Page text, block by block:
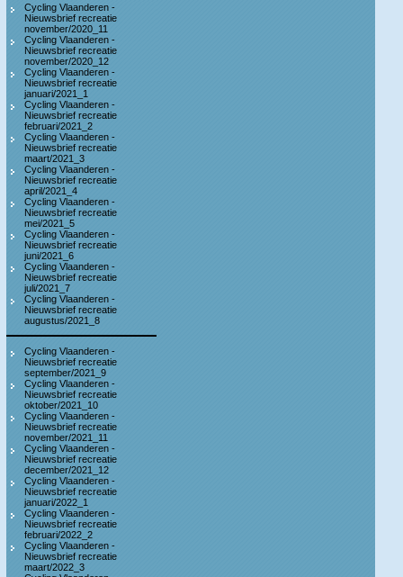
Cycling Vlaanderen -
Nieuwsbrief recreatie
november/2020_11
Cycling Vlaanderen -
Nieuwsbrief recreatie
november/2020_12
Cycling Vlaanderen -
Nieuwsbrief recreatie
januari/2021_1
Cycling Vlaanderen -
Nieuwsbrief recreatie
februari/2021_2
Cycling Vlaanderen -
Nieuwsbrief recreatie
maart/2021_3
Cycling Vlaanderen -
Nieuwsbrief recreatie
april/2021_4
Cycling Vlaanderen -
Nieuwsbrief recreatie
mei/2021_5
Cycling Vlaanderen -
Nieuwsbrief recreatie
juni/2021_6
Cycling Vlaanderen -
Nieuwsbrief recreatie
juli/2021_7
Cycling Vlaanderen -
Nieuwsbrief recreatie
augustus/2021_8
Cycling Vlaanderen -
Nieuwsbrief recreatie
september/2021_9
Cycling Vlaanderen -
Nieuwsbrief recreatie
oktober/2021_10
Cycling Vlaanderen -
Nieuwsbrief recreatie
november/2021_11
Cycling Vlaanderen -
Nieuwsbrief recreatie
december/2021_12
Cycling Vlaanderen -
Nieuwsbrief recreatie
januari/2022_1
Cycling Vlaanderen -
Nieuwsbrief recreatie
februari/2022_2
Cycling Vlaanderen -
Nieuwsbrief recreatie
maart/2022_3